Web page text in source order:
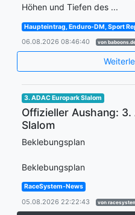
Höhen und Tiefen des ...
Haupteintrag, Enduro-DM, Sport
06.08.2026 08:46:40 von
3. ADAC Europark Slalom
Offizieller Aushang: 3.
Slalom
Beklebungsplan
Beklebungsplan
RaceSystem-News
05.08.2026 22:22:43 von